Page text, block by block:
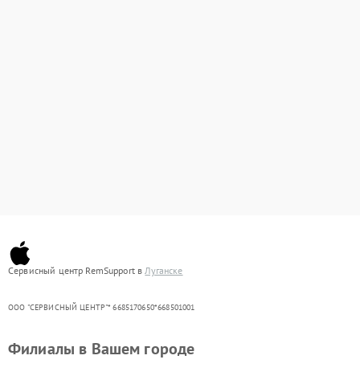
Сервисный центр RemSupport вЛуганске
ООО "СЕРВИСНЫЙ ЦЕНТР"* 6685170650*668501001
Филиалы в Вашем городе